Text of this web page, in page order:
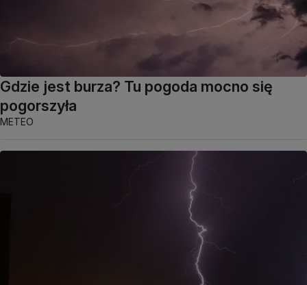
Gdzie jest burza? Tu pogoda mocno się
pogorszyła
METEO